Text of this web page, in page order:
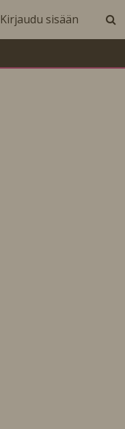
Kirjaudu sisään